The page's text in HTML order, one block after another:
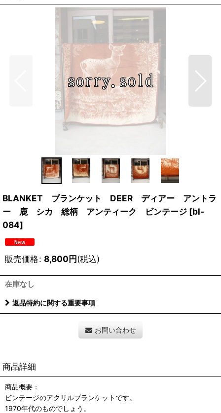
BLANKET ブランケット DEER ディアー アントラ
ー 鹿 シカ 総柄 アンティーク ビンテージ [bl-
084]
販売価格: 8,800円(税込)
在庫なし
返品特約に関する重要事項
お問い合わせ
商品詳細
商品概要：
ビンテージのアクリルブランケットです。
1970年代のものでしょう。